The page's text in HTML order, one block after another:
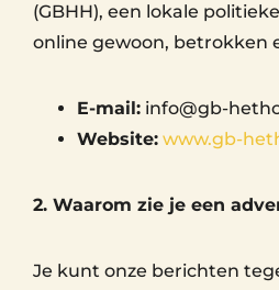
(GBHH), een lokale
online gewoon, betrokken
E-mail: info@gb-
Website: www.gb-
2. Waarom zie je een
Je kunt onze berichten